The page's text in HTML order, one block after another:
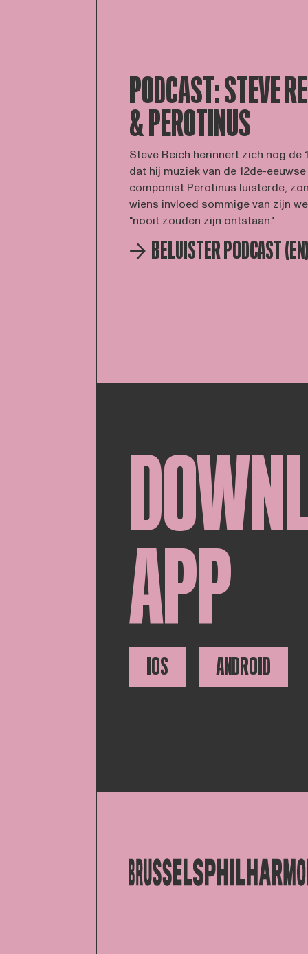
PODCAST: STEVE
& PEROTINUS
Steve Reich herinnert zich nog de
dat hij muziek van de 12de-eeuwse
componist Perotinus luisterde,
wiens invloed sommige van zijn
"nooit zouden zijn ontstaan."
BELUISTER PODCAST (EN)
APP
IOS ANDROID